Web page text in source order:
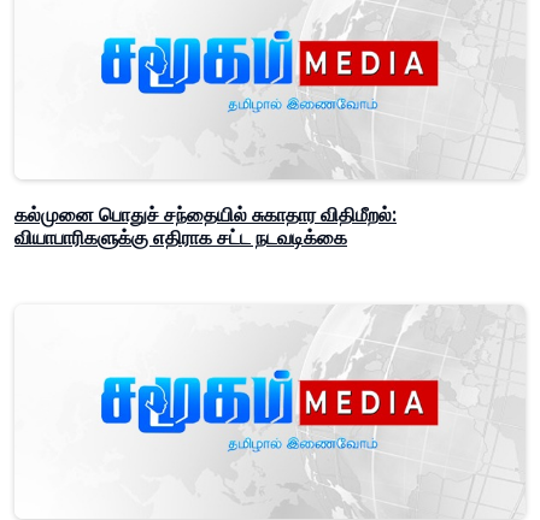
கல்முனை பொதுச் சந்தையில் சுகாதார விதிமீறல்:
வியாபாரிகளுக்கு எதிராக சட்ட நடவடிக்கை